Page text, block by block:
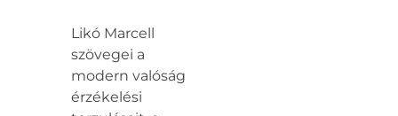
Likó Marcell
szövegei a
modern valóság
érzékelési